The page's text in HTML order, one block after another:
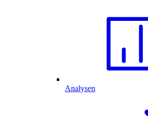
Analysen